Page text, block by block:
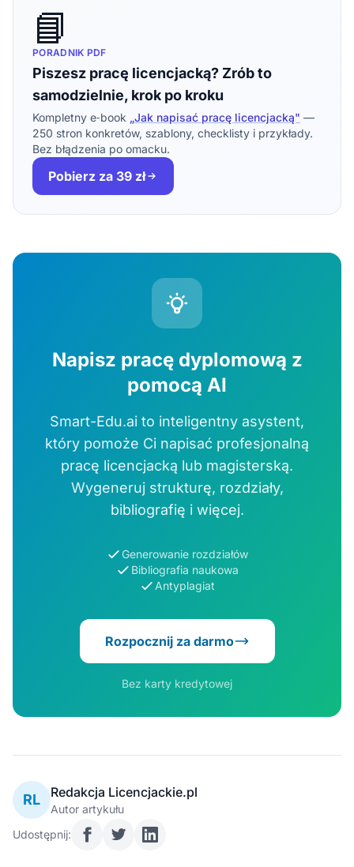
📘
PORADNIK PDF
Piszesz pracę licencjacką? Zrób to
samodzielnie, krok po kroku
Kompletny e‑book „Jak napisać pracę licencjacką" —
250 stron konkretów, szablony, checklisty i przykłady.
Bez błądzenia po omacku.
Pobierz za 39 zł
Napisz pracę dyplomową z
pomocą AI
Smart-Edu.ai to inteligentny asystent,
który pomoże Ci napisać profesjonalną
pracę licencjacką lub magisterską.
Wygeneruj strukturę, rozdziały,
bibliografię i więcej.
Generowanie rozdziałów
Bibliografia naukowa
Antyplagiat
Rozpocznij za darmo
Bez karty kredytowej
RL Redakcja Licencjackie.pl
Autor artykułu
Udostępnij: